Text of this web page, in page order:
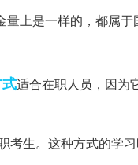
上是一样的，都属
适合在职人员，因为
生。这种方式的学